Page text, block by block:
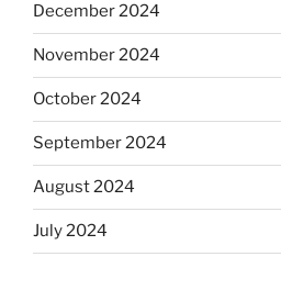
December 2024
November 2024
October 2024
September 2024
August 2024
July 2024